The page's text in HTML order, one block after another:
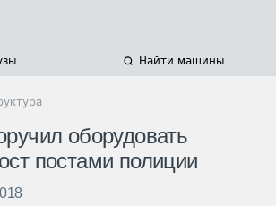
Найти машины
оборудовать
постами полиции